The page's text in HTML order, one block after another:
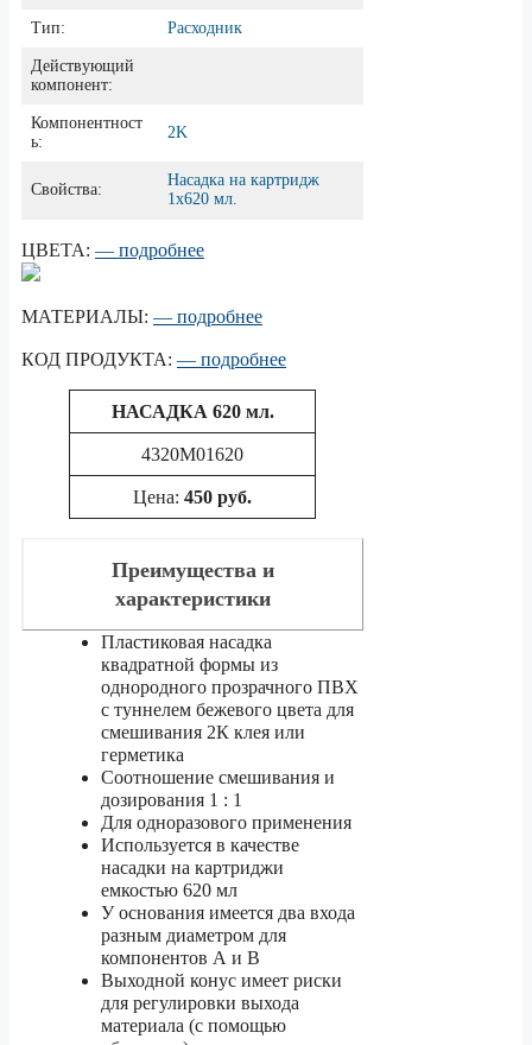
Тип: Расходник
Действующий
компонент:
Компонентност
ь:
2K
Свойства:
Насадка на картридж
1х620 мл.
ЦВЕТА: — подробнее
МАТЕРИАЛЫ: — подробнее
КОД ПРОДУКТА: — подробнее
НАСАДКА 620 мл.
4320M01620
Цена: 450 руб.
Преимущества и
характеристики
Пластиковая насадка
квадратной формы из
однородного прозрачного ПВХ
с туннелем бежевого цвета для
смешивания 2К клея или
герметика
Соотношение смешивания и
дозирования 1 : 1
Для одноразового применения
Используется в качестве
насадки на картриджи
емкостью 620 мл
У основания имеется два входа
разным диаметром для
компонентов А и В
Выходной конус имеет риски
для регулировки выхода
материала (с помощью